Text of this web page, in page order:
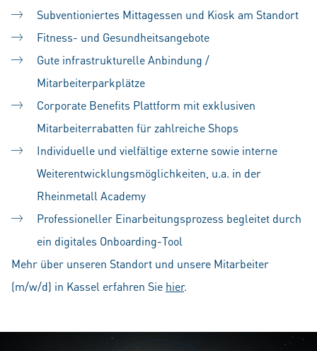
Subventioniertes Mittagessen und Kiosk am Standort
Fitness- und Gesundheitsangebote
Gute infrastrukturelle Anbindung /
Mitarbeiterparkplätze
Corporate Benefits Plattform mit exklusiven
Mitarbeiterrabatten für zahlreiche Shops
Individuelle und vielfältige externe sowie interne
Weiterentwicklungsmöglichkeiten, u.a. in der
Rheinmetall Academy
Professioneller Einarbeitungsprozess begleitet durch
ein digitales Onboarding-Tool
Mehr über unseren Standort und unsere Mitarbeiter
(m/w/d) in Kassel erfahren Sie hier.